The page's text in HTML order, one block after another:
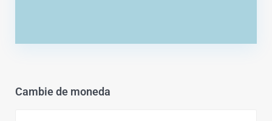
Cambie de moneda